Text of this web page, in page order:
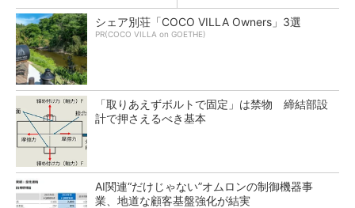
シェア別荘「COCO VILLA Owners」3選
PR(COCO VILLA on GOETHE)
「取りあえずボルトで固定」は禁物 締結部設
計で押さえるべき基本
AI関連“だけじゃない”オムロンの制御機器事
業、地道な顧客基盤強化が結実